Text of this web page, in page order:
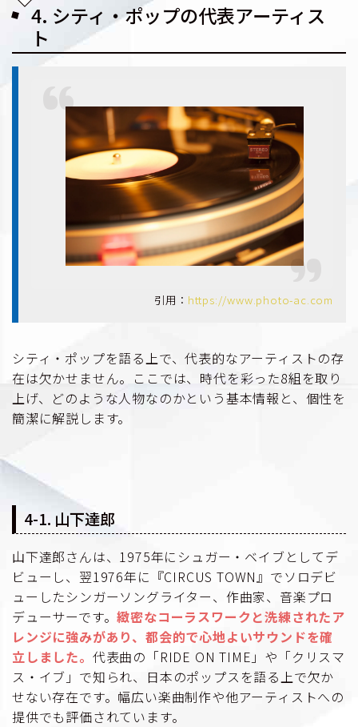
4. シティ・ポップの代表アーティス
ト
引用： https://www.photo-ac.com
シティ・ポップを語る上で、代表的なアーティストの存
在は欠かせません。ここでは、時代を彩った8組を取り
上げ、どのような人物なのかという基本情報と、個性を
簡潔に解説します。
4-1. 山下達郎
山下達郎さんは、1975年にシュガー・ベイブとしてデ
ビューし、翌1976年に『CIRCUS TOWN』でソロデビ
ューしたシンガーソングライター、作曲家、音楽プロ
デューサーです。緻密なコーラスワークと洗練されたア
レンジに強みがあり、都会的で心地よいサウンドを確
立しました。 代表曲の「RIDE ON TIME」や「クリスマ
ス・イブ」で知られ、日本のポップスを語る上で欠か
せない存在です。幅広い楽曲制作や他アーティストへの
提供でも評価されています。